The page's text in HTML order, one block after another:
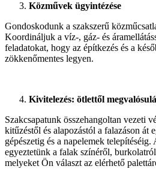
Közművek ügyintézése
Gondoskodunk a szakszerű
Koordináljuk a víz-, gáz- és
feladatokat, hogy az építkezés és a
zökkenőmentes legyen.
Kivitelezés: ötlettől
Szakcsapatunk összehangoltan vezeti
kitűzéstől és alapozástól a falazáson át
gépészetig és a napelemek telepítéséig.
egyeztetünk a falak színéről,
melyeket Ön választ az elérhető